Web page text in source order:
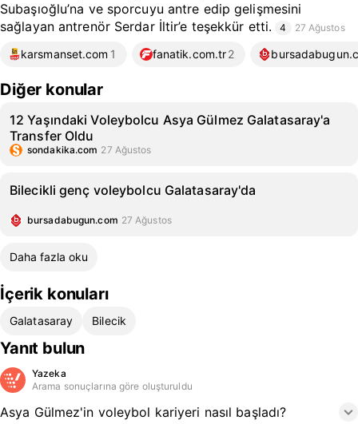
Subaşıoğlu’na ve sporcuyu antre edip gelişmesini
sağlayan antrenör Serdar İltir’e teşekkür etti.
4 27 Ağustos
karsmanset.com 1 fanatik.com.tr2
Diğer konular
12 Yaşındaki Voleybolcu Asya Gülmez Galatasaray'a
Transfer Oldu
sondakika.com 27 Ağustos
Bilecikli genç voleybolcu Galatasaray'da
bursadabugun.com 27 Ağustos
Daha fazla oku
İçerik konuları
Galatasaray Bilecik
Yanıt bulun
Yazeka
Arama sonuçlarına göre oluşturuldu
Asya Gülmez'in voleybol kariyeri nasıl başladı?